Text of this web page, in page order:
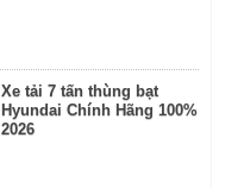
Xe tải 7 tấn thùng bạt
Hyundai Chính Hãng 100%
2026